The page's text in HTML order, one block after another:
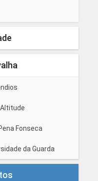
Altitude
Fonseca
da Guarda